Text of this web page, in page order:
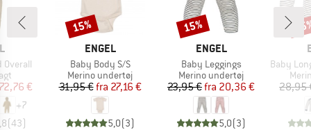
Overall
pris
€
+7
(43)
MÆRKE
ENGEL
Artikel
Baby Body S/S
Produktgruppe
Merino undertøj
Pris
31,95 € Nedsat pris
fra 27,16 €
5,0(3)
Rabat
15%
MÆRKE
ENGEL
Artikel
Baby Leggings
Produktgruppe
Merino undertøj
Pris
23,95 € Nedsat pris
fra 20,36 €
5,0(3)
Rabat
15%
Artikel
Baby Long-
28,95